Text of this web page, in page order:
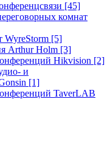
[45]
комнат
[5]
Arthur Holm [3]
Hikvision [2]
и
[1]
TaverLAB